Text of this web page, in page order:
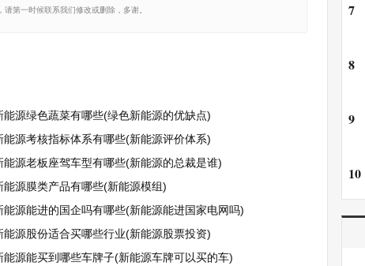
第一时候联系我们修改或删除，多谢。
能源绿色蔬菜有哪些(绿色新能源的优缺点)
能源考核指标体系有哪些(新能源评价体系)
能源老板座驾车型有哪些(新能源的总裁是谁)
能源膜类产品有哪些(新能源模组)
能源能进的国企吗有哪些(新能源能进国家电网吗)
能源股份适合买哪些行业(新能源股票投资)
能源能买到哪些车牌子(新能源车牌可以买的车)
7
8
9
10